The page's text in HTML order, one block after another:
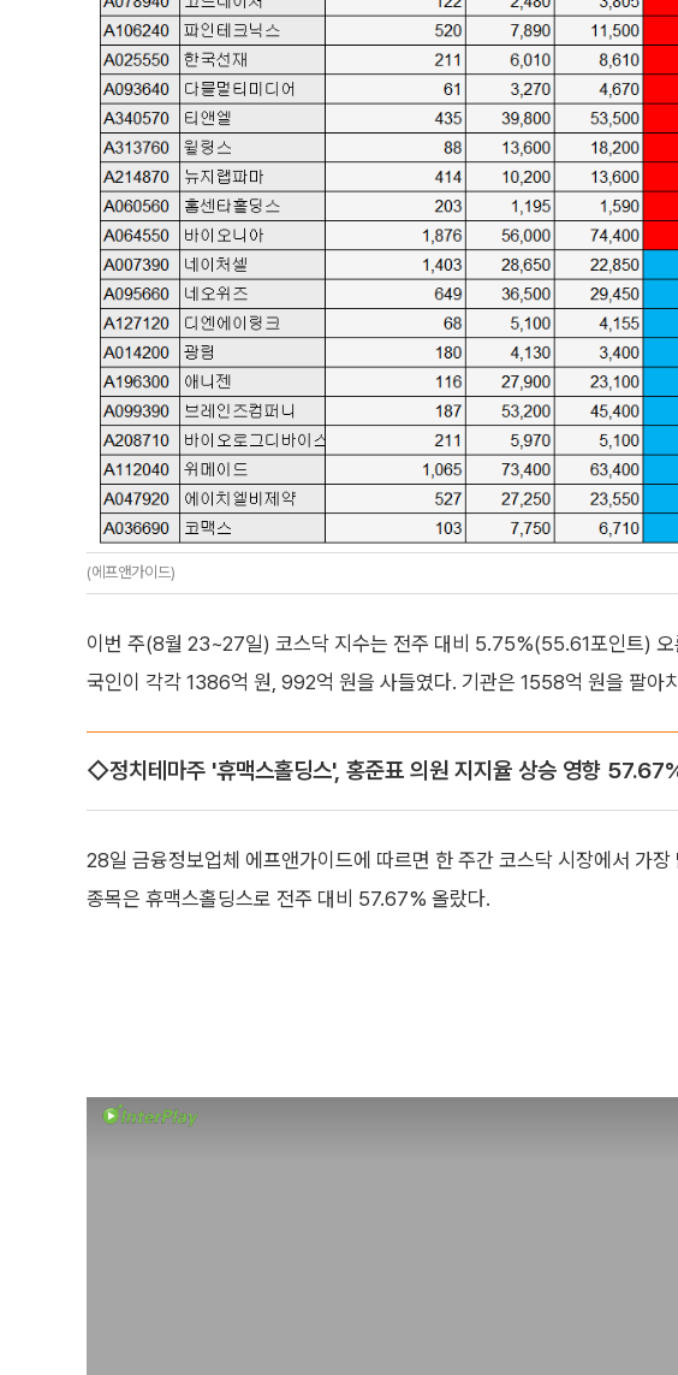
(에프앤가이드)
이번 주(8월 23~27일) 코스닥 지수는 전주 대비 5.75%(55.61포인트) 오
국인이 각각 1386억 원, 992억 원을 사들였다. 기관은 1558억 원을 팔아
◇정치테마주 '휴맥스홀딩스', 홍준표 의원 지지율 상승 영향
28일 금융정보업체 에프앤가이드에 따르면 한 주간 코스닥 시장에서 가장
종목은 휴맥스홀딩스로 전주 대비 57.67% 올랐다.